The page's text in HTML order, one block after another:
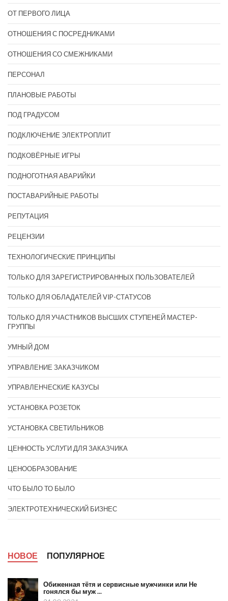
ОТ ПЕРВОГО ЛИЦА
ОТНОШЕНИЯ С ПОСРЕДНИКАМИ
ОТНОШЕНИЯ СО СМЕЖНИКАМИ
ПЕРСОНАЛ
ПЛАНОВЫЕ РАБОТЫ
ПОД ГРАДУСОМ
ПОДКЛЮЧЕНИЕ ЭЛЕКТРОПЛИТ
ПОДКОВЁРНЫЕ ИГРЫ
ПОДНОГОТНАЯ АВАРИЙКИ
ПОСТАВАРИЙНЫЕ РАБОТЫ
РЕПУТАЦИЯ
РЕЦЕНЗИИ
ТЕХНОЛОГИЧЕСКИЕ ПРИНЦИПЫ
ТОЛЬКО ДЛЯ ЗАРЕГИСТРИРОВАННЫХ ПОЛЬЗОВАТЕЛЕЙ
ТОЛЬКО ДЛЯ ОБЛАДАТЕЛЕЙ VIP-СТАТУСОВ
ТОЛЬКО ДЛЯ УЧАСТНИКОВ ВЫСШИХ СТУПЕНЕЙ МАСТЕР-
ГРУППЫ
УМНЫЙ ДОМ
УПРАВЛЕНИЕ ЗАКАЗЧИКОМ
УПРАВЛЕНЧЕСКИЕ КАЗУСЫ
УСТАНОВКА РОЗЕТОК
УСТАНОВКА СВЕТИЛЬНИКОВ
ЦЕННОСТЬ УСЛУГИ ДЛЯ ЗАКАЗЧИКА
ЦЕНООБРАЗОВАНИЕ
ЧТО БЫЛО ТО БЫЛО
ЭЛЕКТРОТЕХНИЧЕСКИЙ БИЗНЕС
НОВОЕ ПОПУЛЯРНОЕ
Обиженная тётя и сервисные мужчинки или Не
гонялся бы муж ...